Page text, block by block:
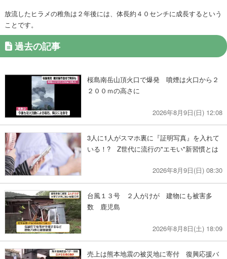
放流したヒラメの稚魚は２年後には、体長約４０センチに成長するという
ことです。
過去の記事
桜島南岳山頂火口で爆発 噴煙は火口から２
２００ｍの高さに
2026年8月9日(日) 12:08
3人に1人がスマホ裏に『証明写真』を入れて
いる！? Z世代に流行の"エモい"新習慣とは
2026年8月9日(日) 08:30
台風１３号 ２人がけが 建物にも被害多
数 鹿児島
2026年8月8日(土) 18:09
売上は熊本地震の被災地に寄付 復興応援バ